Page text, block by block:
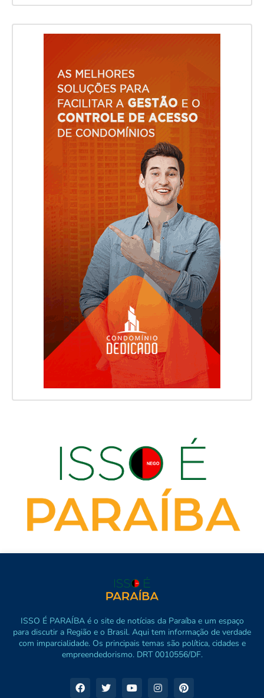
ISSO É PARAÍBA é o site de notícias da Paraíba e um espaço
para discutir a Região e o Brasil. Aqui tem informação de verdade
com imparcialidade. Os principais temas são política, cidades e
empreendedorismo. DRT 0010556/DF.